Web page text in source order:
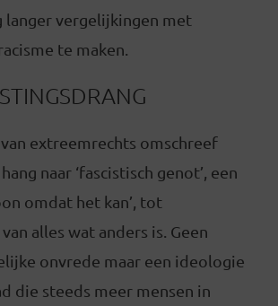
langer vergelijkingen met
te maken.
extreemrechts omschreef
naar ‘fascistisch genot’, een
omdat het kan’, tot
alles wat anders is. Geen
onvrede maar een ideologie
die steeds meer mensen in